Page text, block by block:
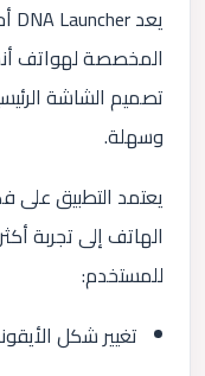
يعدDNA Launcher
المخصصة لهواتف
تصميم الشاشة
وسهلة.
يعتمد التطبيق
الهاتف إلى تجربة
للمستخدم:
تغيير شكل